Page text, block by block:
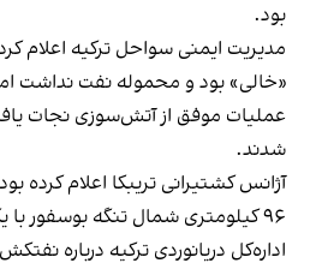
بود.
مدیریت ایمنی سواحل ترکیه اعلام
عملیات موفق از آتش‌سوزی نجات
شدند.
آژانس کشتیرانی تریبکا اعلام کرده
۹۶ کیلومتری شمال تنگه بوسفور با یک مین برخورد کرده است.